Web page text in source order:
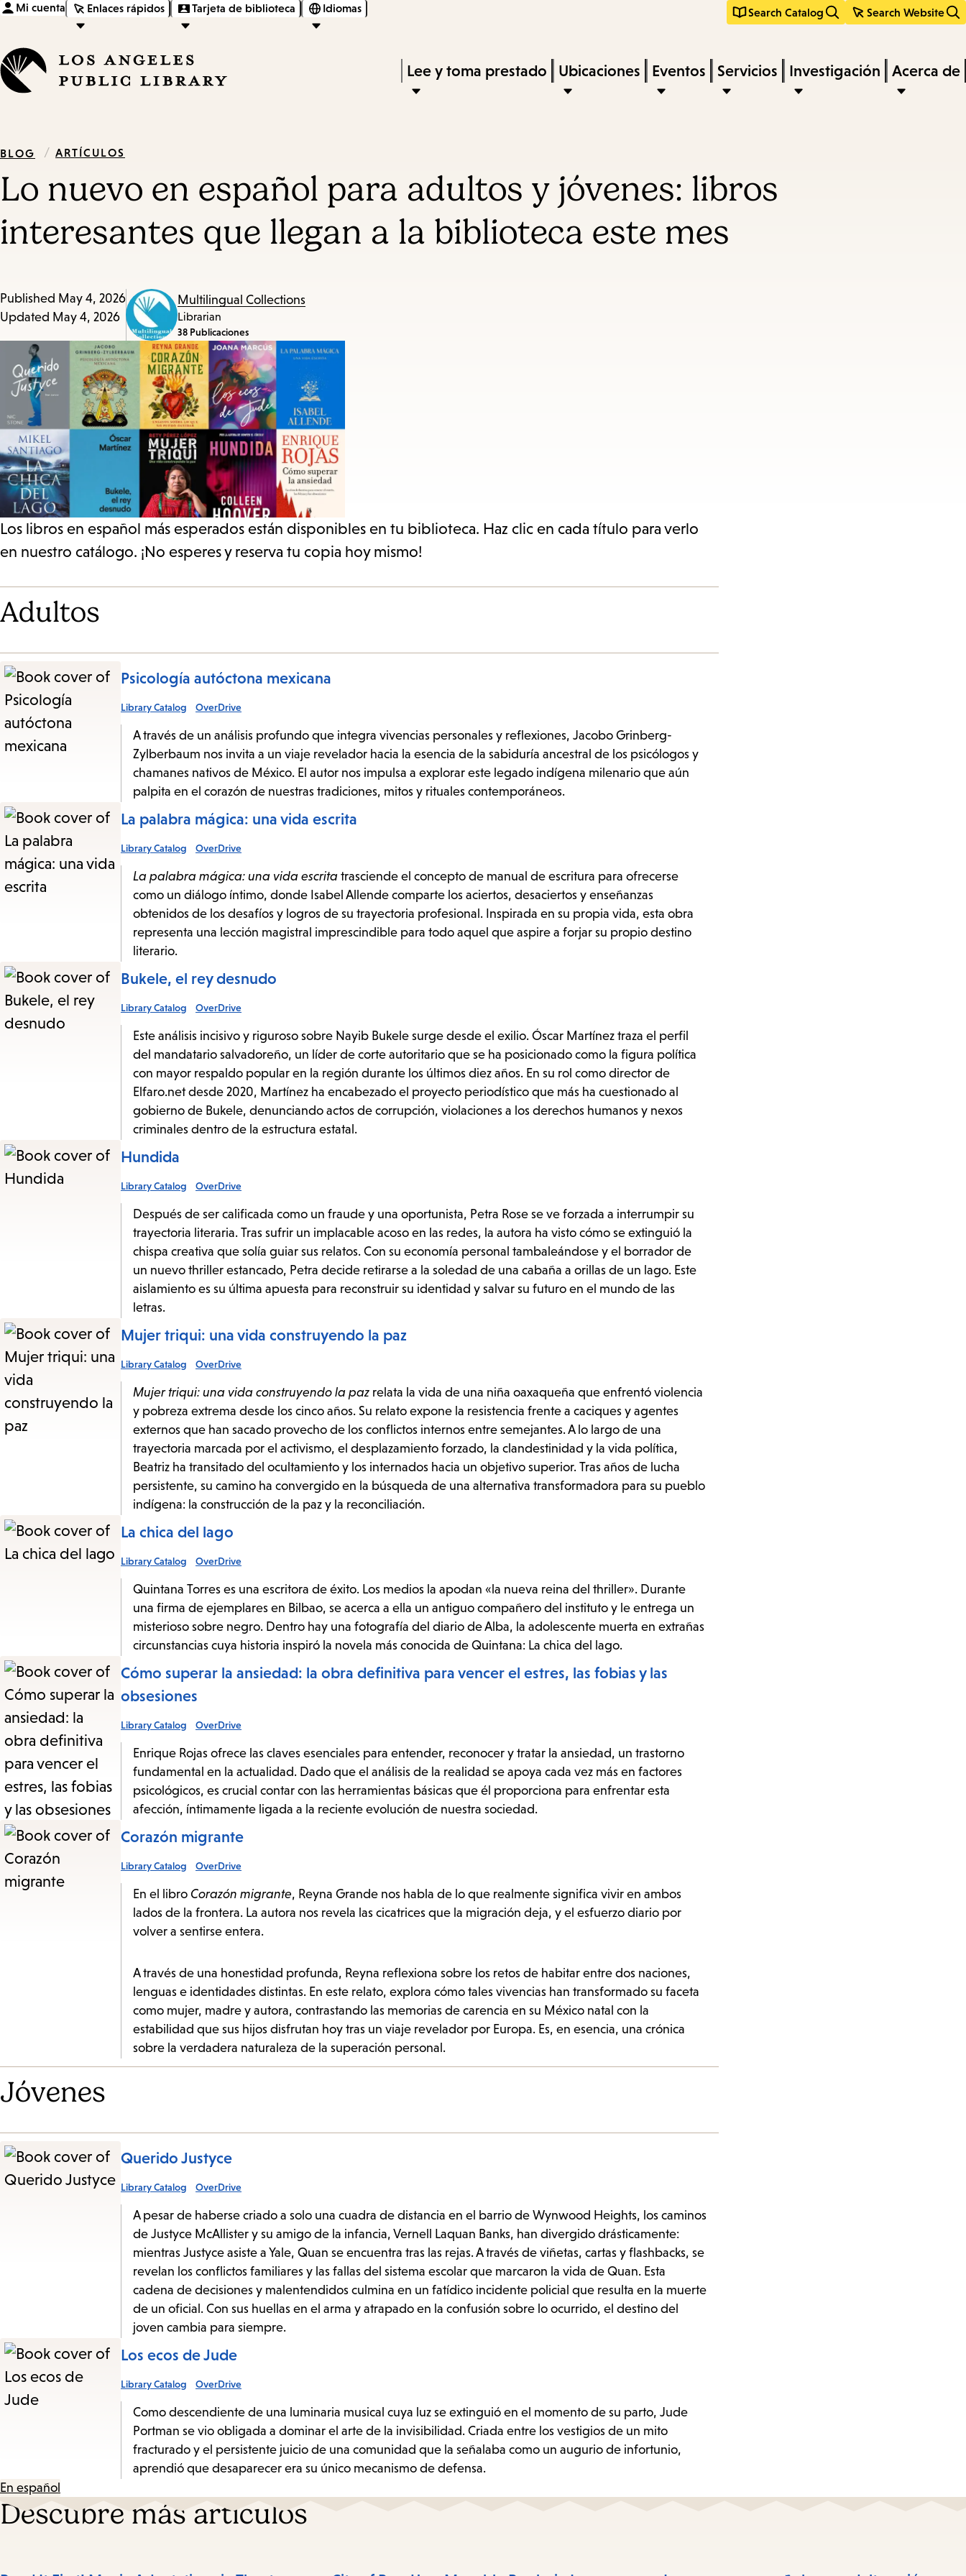
main
main
navigation
Mi cuenta Enlaces rápidos Tarjeta de biblioteca Idiomas Search Catalog Search Website
keywords
Press
Enter
submenu,
arrow
Lee y toma prestado Ubicaciones Eventos Servicios Investigación Acerca de
BLOG / ARTÍCULOS
Lo nuevo en español para adultos y jóvenes: libros
interesantes que llegan a la biblioteca este mes
Published May 4, 2026
Updated May 4, 2026
Multilingual Collections
Librarian
38 Publicaciones
Los libros en español más esperados están disponibles en tu biblioteca. Haz clic en cada título para verlo
en nuestro catálogo. ¡No esperes y reserva tu copia hoy mismo!
Adultos
Psicología autóctona mexicana
Library Catalog OverDrive
A través de un análisis profundo que integra vivencias personales y reflexiones, Jacobo Grinberg-
Zylberbaum nos invita a un viaje revelador hacia la esencia de la sabiduría ancestral de los psicólogos y
chamanes nativos de México. El autor nos impulsa a explorar este legado indígena milenario que aún
palpita en el corazón de nuestras tradiciones, mitos y rituales contemporáneos.
La palabra mágica: una vida escrita
Library Catalog OverDrive
La palabra mágica: una vida escrita trasciende el concepto de manual de escritura para ofrecerse
como un diálogo íntimo, donde Isabel Allende comparte los aciertos, desaciertos y enseñanzas
obtenidos de los desafíos y logros de su trayectoria profesional. Inspirada en su propia vida, esta obra
representa una lección magistral imprescindible para todo aquel que aspire a forjar su propio destino
literario.
Bukele, el rey desnudo
Library Catalog OverDrive
Este análisis incisivo y riguroso sobre Nayib Bukele surge desde el exilio. Óscar Martínez traza el perfil
del mandatario salvadoreño, un líder de corte autoritario que se ha posicionado como la figura política
con mayor respaldo popular en la región durante los últimos diez años. En su rol como director de
Elfaro.net desde 2020, Martínez ha encabezado el proyecto periodístico que más ha cuestionado al
gobierno de Bukele, denunciando actos de corrupción, violaciones a los derechos humanos y nexos
criminales dentro de la estructura estatal.
Hundida
Library Catalog OverDrive
Después de ser calificada como un fraude y una oportunista, Petra Rose se ve forzada a interrumpir su
trayectoria literaria. Tras sufrir un implacable acoso en las redes, la autora ha visto cómo se extinguió la
chispa creativa que solía guiar sus relatos. Con su economía personal tambaleándose y el borrador de
un nuevo thriller estancado, Petra decide retirarse a la soledad de una cabaña a orillas de un lago. Este
aislamiento es su última apuesta para reconstruir su identidad y salvar su futuro en el mundo de las
letras.
Mujer triqui: una vida construyendo la paz
Library Catalog OverDrive
Mujer triqui: una vida construyendo la paz relata la vida de una niña oaxaqueña que enfrentó violencia
y pobreza extrema desde los cinco años. Su relato expone la resistencia frente a caciques y agentes
externos que han sacado provecho de los conflictos internos entre semejantes. A lo largo de una
trayectoria marcada por el activismo, el desplazamiento forzado, la clandestinidad y la vida política,
Beatriz ha transitado del ocultamiento y los internados hacia un objetivo superior. Tras años de lucha
persistente, su camino ha convergido en la búsqueda de una alternativa transformadora para su pueblo
indígena: la construcción de la paz y la reconciliación.
La chica del lago
Library Catalog OverDrive
Quintana Torres es una escritora de éxito. Los medios la apodan «la nueva reina del thriller». Durante
una firma de ejemplares en Bilbao, se acerca a ella un antiguo compañero del instituto y le entrega un
misterioso sobre negro. Dentro hay una fotografía del diario de Alba, la adolescente muerta en extrañas
circunstancias cuya historia inspiró la novela más conocida de Quintana: La chica del lago.
Cómo superar la ansiedad: la obra definitiva para vencer el estres, las fobias y las
obsesiones
Library Catalog OverDrive
Enrique Rojas ofrece las claves esenciales para entender, reconocer y tratar la ansiedad, un trastorno
fundamental en la actualidad. Dado que el análisis de la realidad se apoya cada vez más en factores
psicológicos, es crucial contar con las herramientas básicas que él proporciona para enfrentar esta
afección, íntimamente ligada a la reciente evolución de nuestra sociedad.
Corazón migrante
Library Catalog OverDrive
En el libro Corazón migrante, Reyna Grande nos habla de lo que realmente significa vivir en ambos
lados de la frontera. La autora nos revela las cicatrices que la migración deja, y el esfuerzo diario por
volver a sentirse entera.
A través de una honestidad profunda, Reyna reflexiona sobre los retos de habitar entre dos naciones,
lenguas e identidades distintas. En este relato, explora cómo tales vivencias han transformado su faceta
como mujer, madre y autora, contrastando las memorias de carencia en su México natal con la
estabilidad que sus hijos disfrutan hoy tras un viaje revelador por Europa. Es, en esencia, una crónica
sobre la verdadera naturaleza de la superación personal.
Jóvenes
Querido Justyce
Library Catalog OverDrive
A pesar de haberse criado a solo una cuadra de distancia en el barrio de Wynwood Heights, los caminos
de Justyce McAllister y su amigo de la infancia, Vernell Laquan Banks, han divergido drásticamente:
mientras Justyce asiste a Yale, Quan se encuentra tras las rejas. A través de viñetas, cartas y flashbacks, se
revelan los conflictos familiares y las fallas del sistema escolar que marcaron la vida de Quan. Esta
cadena de decisiones y malentendidos culmina en un fatídico incidente policial que resulta en la muerte
de un oficial. Con sus huellas en el arma y atrapado en la confusión sobre lo ocurrido, el destino del
joven cambia para siempre.
Los ecos de Jude
Library Catalog OverDrive
Como descendiente de una luminaria musical cuya luz se extinguió en el momento de su parto, Jude
Portman se vio obligada a dominar el arte de la invisibilidad. Criada entre los vestigios de un mito
fracturado y el persistente juicio de una comunidad que la señalaba como un augurio de infortunio,
aprendió que desaparecer era su único mecanismo de defensa.
En español
Descubre más artículos